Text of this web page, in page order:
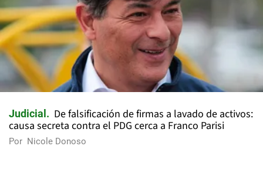
Judicial
De falsificación de firmas a lavado de activos:
causa secreta contra el PDG cerca a Franco Parisi
Por Nicole Donoso